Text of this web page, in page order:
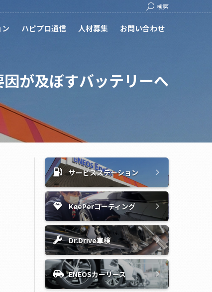
Search:
検索
ハピプロ通信 人材募集 お問い合わせ
が及ぼすバッテリーへ
サービスステーション
KeePerコーティング
Dr.Drive車検
ENEOSカーリース